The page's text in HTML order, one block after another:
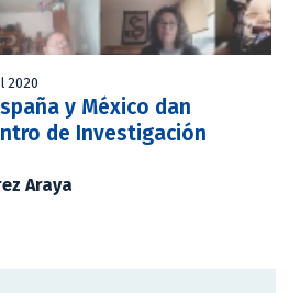
2020
y México dan
de Investigación
Araya